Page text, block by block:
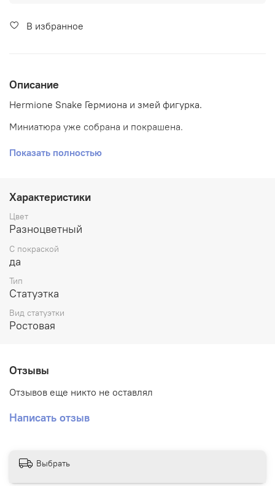
В избранное
Описание
Hermione Snake Гермиона и змей фигурка.
Миниатюра уже собрана и покрашена.
Статуэтка выполнена из фотополимерной смолы
Высота фигурки указана общая, до макушки головы.
Миниатюра станет прекрасным и необычным подарком
на День рождения или Новый год, а также любой
Показать полностью
Характеристики
Цвет
Разноцветный
С покраской
да
Тип
Статуэтка
Вид статуэтки
Ростовая
Отзывы
Отзывов еще никто не оставлял
Написать отзыв
Выбрать